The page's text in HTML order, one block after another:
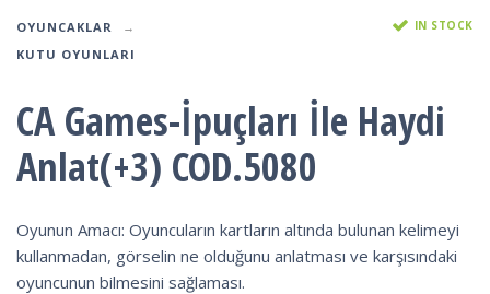
OYUNCAKLAR
KUTU OYUNLARI
IN STOCK
CA Games-İpuçları İle Haydi
Anlat(+3) COD.5080
Oyunun Amacı: Oyuncuların kartların altında bulunan kelimeyi
kullanmadan, görselin ne olduğunu anlatması ve karşısındaki
oyuncunun bilmesini sağlaması.